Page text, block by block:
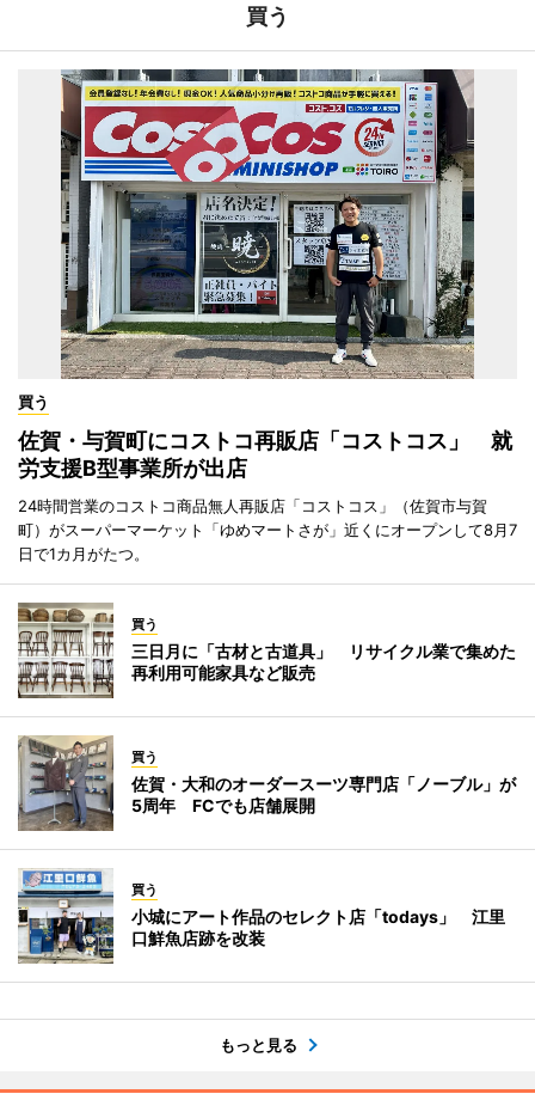
買う
買う
佐賀・与賀町にコストコ再販店「コストコス」 就
労支援B型事業所が出店
24時間営業のコストコ商品無人再販店「コストコス」（佐賀市与賀
町）がスーパーマーケット「ゆめマートさが」近くにオープンして8月7
日で1カ月がたつ。
買う
三日月に「古材と古道具」 リサイクル業で集めた
再利用可能家具など販売
買う
佐賀・大和のオーダースーツ専門店「ノーブル」が
5周年 FCでも店舗展開
買う
小城にアート作品のセレクト店「todays」 江里
口鮮魚店跡を改装
もっと見る